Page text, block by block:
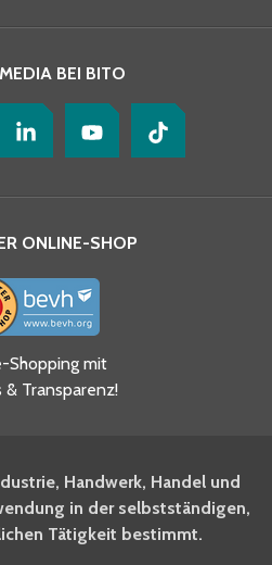
die
gelesen
diese.
Fachwissen
anmelden.
BEI BITO
ONLINE-SHOP
Shopping mit
& Transparenz!
Handwerk, Handel und
in der selbstständigen,
Tätigkeit bestimmt.